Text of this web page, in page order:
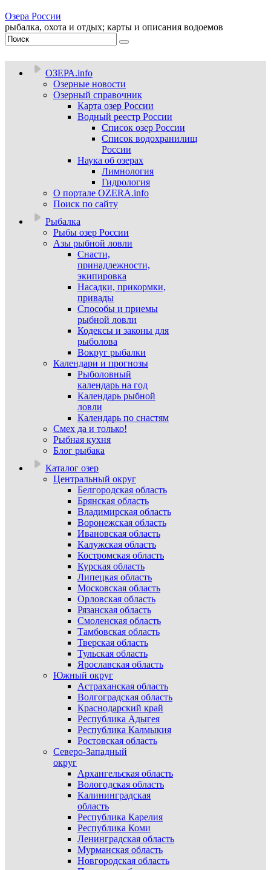
Озера России
рыбалка, охота и отдых; карты и описания водоемов
ОЗЕРА.info
Озерные новости
Озерный справочник
Карта озер России
Водный реестр России
Список озер России
Список водохранилищ
России
Наука об озерах
Лимнология
Гидрология
О портале OZERA.info
Поиск по сайту
Рыбалка
Рыбы озер России
Азы рыбной ловли
Снасти,
принадлежности,
экипировка
Насадки, прикормки,
привады
Способы и приемы
рыбной ловли
Кодексы и законы для
рыболова
Вокруг рыбалки
Календари и прогнозы
Рыболовный
календарь на год
Календарь рыбной
ловли
Календарь по снастям
Смех да и только!
Рыбная кухня
Блог рыбака
Каталог озер
Центральный округ
Белгородская область
Брянская область
Владимирская область
Воронежская область
Ивановская область
Калужская область
Костромская область
Курская область
Липецкая область
Московская область
Орловская область
Рязанская область
Смоленская область
Тамбовская область
Тверская область
Тульская область
Ярославская область
Южный округ
Астраханская область
Волгоградская область
Краснодарский край
Республика Адыгея
Республика Калмыкия
Ростовская область
Северо-Западный
округ
Архангельская область
Вологодская область
Калининградская
область
Республика Карелия
Республика Коми
Ленинградская область
Мурманская область
Новгородская область